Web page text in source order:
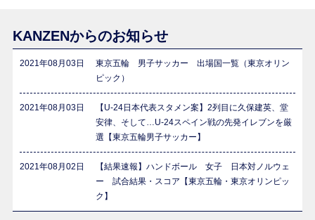
KANZENからのお知らせ
2021年08月03日
東京五輪 男子サッカー 出場国一覧（東京オリン
ピック）
2021年08月03日
【U-24日本代表スタメン案】2列目に久保建英、堂
安律、そして…U-24スペイン戦の先発イレブンを厳
選【東京五輪男子サッカー】
2021年08月02日
【結果速報】ハンドボール 女子 日本対ノルウェ
ー 試合結果・スコア【東京五輪・東京オリンピッ
ク】